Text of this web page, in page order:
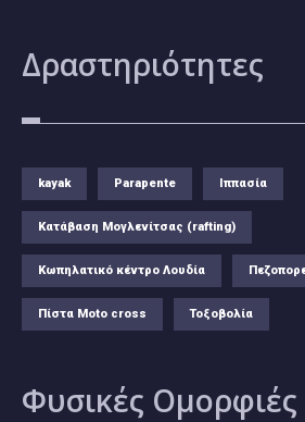
Δραστηριότητες
kayak Parapente Ιππασία
Κατάβαση Μογλενίτσας (rafting)
Κωπηλατικό κέντρο Λουδία
Πίστα Moto cross Τοξοβολία
Φυσικές Ομορφιές